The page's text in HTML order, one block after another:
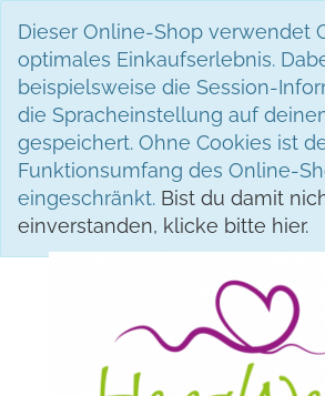
Dieser Online-Shop verwendet
optimales Einkaufserlebnis.
beispielsweise die Session-
die Spracheinstellung auf
gespeichert. Ohne Cookies ist
Funktionsumfang des Online-
eingeschränkt. Bist du damit
einverstanden, klicke bitte hier.